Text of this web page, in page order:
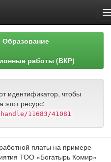
Образование
работы (ВКР)
идентификатор, чтобы
этот ресурс:
11683/41081
платы на примере
ТОО «Богатырь Комир»